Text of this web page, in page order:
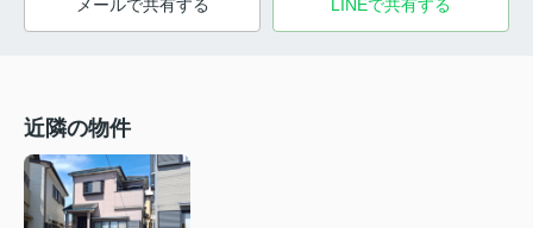
メールで共有する LINEで共有する
近隣の物件